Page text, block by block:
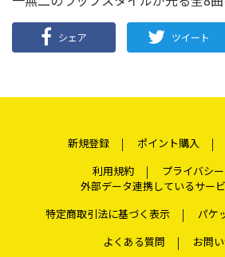
シェア ツイート
新規登録 ポイント購入
利用規約
プライバシ
外部データ連携しているサー
特定商取引法に基づく表示
パケ
よくある質問
お問